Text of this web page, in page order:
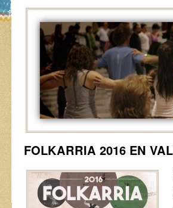
FOLKARRIA 2016 EN